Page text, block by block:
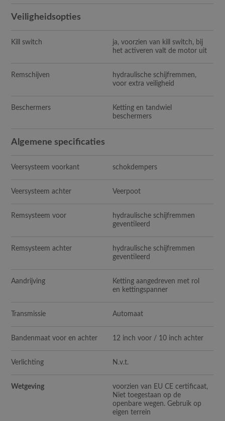
Veiligheidsopties
Kill switch
ja, voorzien van kill switch, bij
het activeren valt de motor uit
Remschijven
hydraulische schijfremmen,
voor extra veiligheid
Beschermers
Ketting en tandwiel
beschermers
Algemene specificaties
Veersysteem voorkant schokdempers
Veersysteem achter Veerpoot
Remsysteem voor
hydraulische schijfremmen
geventileerd
Remsysteem achter
hydraulische schijfremmen
geventileerd
Aandrijving
Ketting aangedreven met rol
en kettingspanner
Transmissie Automaat
Bandenmaat voor en achter 12 inch voor / 10 inch achter
Verlichting N.v.t.
Wetgeving
voorzien van EU CE certificaat,
Niet toegestaan op de
openbare wegen. Gebruik op
eigen terrein